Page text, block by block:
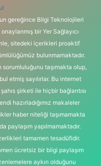
gereğince Bilgi Teknolojileri
bir Yer Sağlayıcı
sitedeki içerikleri proaktif
bulunmamaktadır.
taşımakta olup,
etmiş sayılırlar. Bu internet
şirketi ile hiçbir bağlantısı
hazırladığımız makaleler
haber niteliği taşımamakta
paylaşım yapılmamaktadır.
tamamen tesadüfidir.
ücretsiz bir bilgi paylaşım
aykırı olduğunu